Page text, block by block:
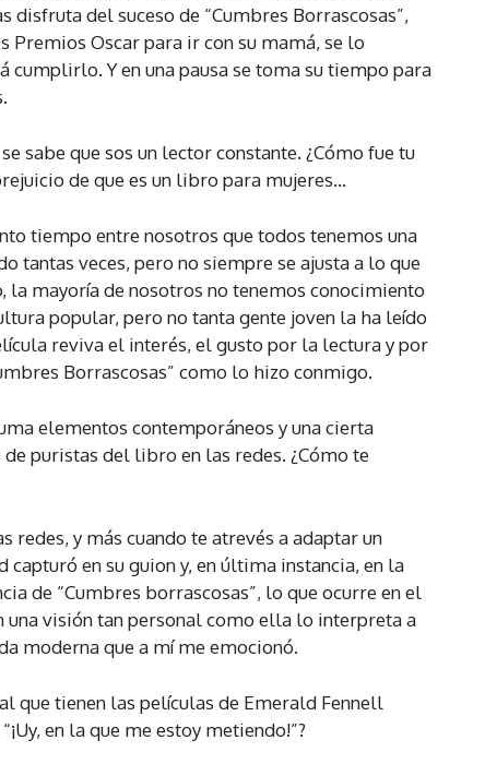
disfruta del suceso de “Cumbres Borrascosas”,
Premios Oscar para ir con su mamá, se lo
Y en una pausa se toma su tiempo para
sabe que sos un lector constante. ¿Cómo fue tu
de que es un libro para mujeres…
tiempo entre nosotros que todos tenemos una
tantas veces, pero no siempre se ajusta a lo que
la mayoría de nosotros no tenemos conocimiento
popular, pero no tanta gente joven la ha leído
reviva el interés, el gusto por la lectura y por
Borrascosas” como lo hizo conmigo.
elementos contemporáneos y una cierta
puristas del libro en las redes. ¿Cómo te
redes, y más cuando te atrevés a adaptar un
en su guion y, en última instancia, en la
de “Cumbres borrascosas”, lo que ocurre en el
visión tan personal como ella lo interpreta a
moderna que a mí me emocionó.
que tienen las películas de Emerald Fennell
en la que me estoy metiendo!”?